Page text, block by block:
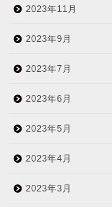
2023年11月
2023年9月
2023年7月
2023年6月
2023年5月
2023年4月
2023年3月